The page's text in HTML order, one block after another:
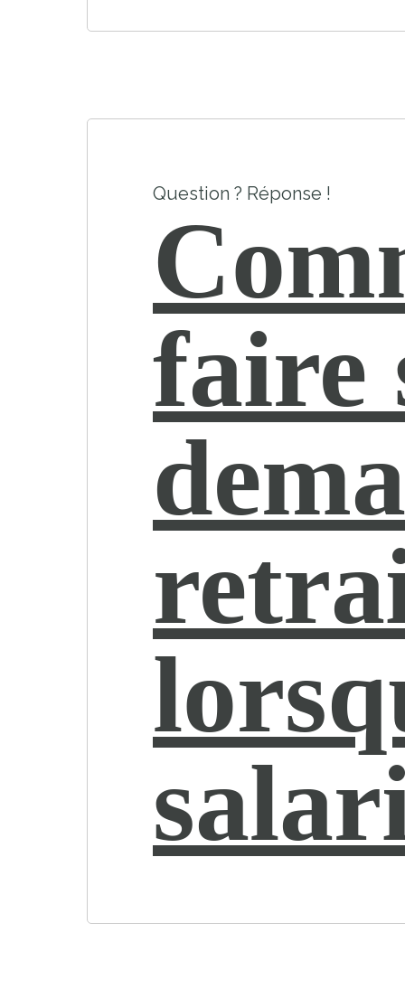
Question ? Réponse !
faire